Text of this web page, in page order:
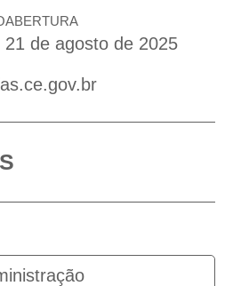
ABERTURA
21 de agosto de 2025